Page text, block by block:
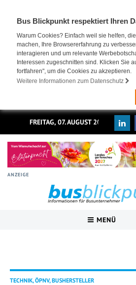
Bus Blickpunkt respektiert Ihren
Warum Cookies? Einfach weil sie helfen,
machen, Ihre Browsererfahrung zu
interagieren und um relevante
Interessen zugeschnitten sind. Klicken Sie
fortfahren", um die Cookies zu akzeptieren.
Weitere Informationen zum Datenschutz
FREITAG, 07. AUGUST 2026
ANZEIGE
MENÜ
TECHNIK, ÖPNV, BUSHERSTELLER